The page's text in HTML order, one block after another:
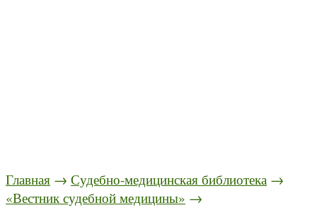
Главная → Судебно-медицинская библиотека →
«Вестник судебной медицины» →